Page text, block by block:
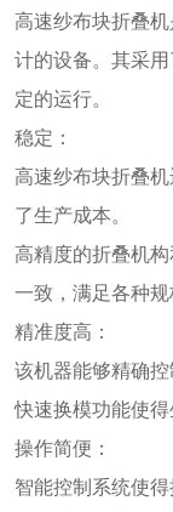
高速纱布块折叠
计的设备。其采
定的运行。
稳定：
高速纱布块折叠
了生产成本。
高精度的折叠机
一致，满足各种规
精准度高：
该机器能够精确控
快速换模功能使得
操作简便：
智能控制系统使